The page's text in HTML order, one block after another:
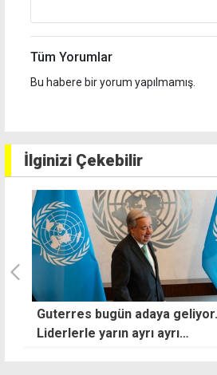
Tüm Yorumlar
Bu habere bir yorum yapılmamış.
İlginizi Çekebilir
"TC ve KKTC'nin güvenliğinin
sağlanmasına yönelik askeri